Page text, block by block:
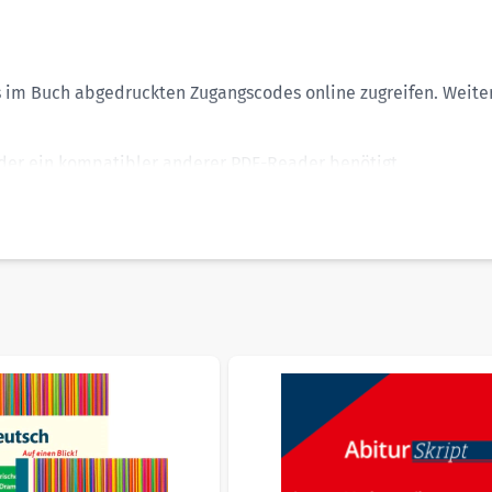
Buch abgedruckten Zugangscodes online zugreifen.
ein kompatibler anderer PDF-Reader benötigt.
Sie STARK in die Fachabiturprüfung.